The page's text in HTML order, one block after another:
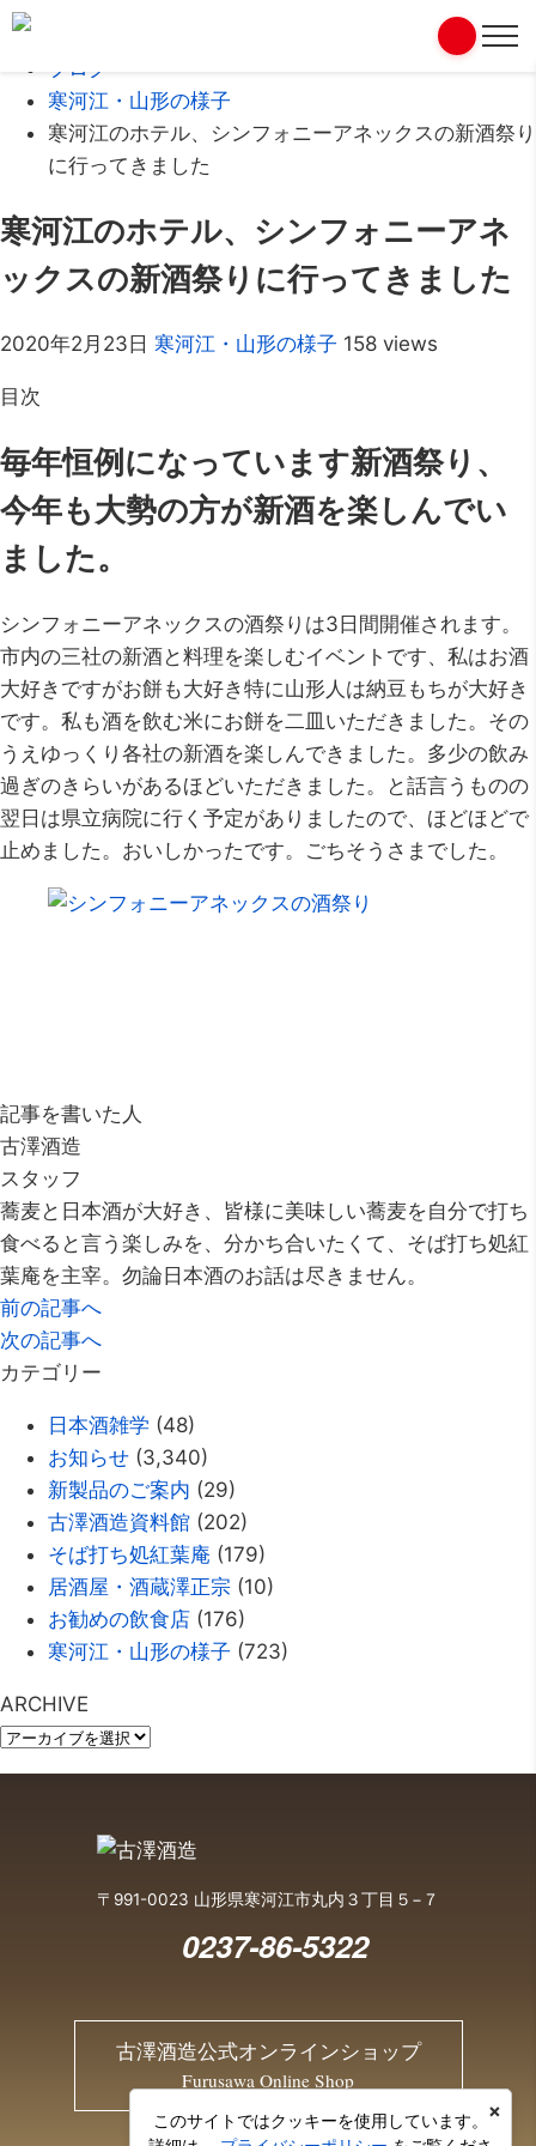
ブログ
寒河江・山形の様子
寒河江のホテル、シンフォニーアネックスの新酒祭り
に行ってきました
寒河江のホテル、シンフォニーアネ
ックスの新酒祭りに行ってきました
2020年2月23日 寒河江・山形の様子 158 views
目次
毎年恒例になっています新酒祭り、
今年も大勢の方が新酒を楽しんでい
ました。
シンフォニーアネックスの酒祭りは3日間開催されます。
市内の三社の新酒と料理を楽しむイベントです、私はお酒
大好きですがお餅も大好き特に山形人は納豆もちが大好き
です。私も酒を飲む米にお餅を二皿いただきました。その
うえゆっくり各社の新酒を楽しんできました。多少の飲み
過ぎのきらいがあるほどいただきました。と話言うものの
翌日は県立病院に行く予定がありましたので、ほどほどで
止めました。おいしかったです。ごちそうさまでした。
記事を書いた人
古澤酒造
スタッフ
蕎麦と日本酒が大好き、皆様に美味しい蕎麦を自分で打ち
食べると言う楽しみを、分かち合いたくて、そば打ち処紅
葉庵を主宰。勿論日本酒のお話は尽きません。
前の記事へ
次の記事へ
カテゴリー
日本酒雑学 (48)
お知らせ (3,340)
新製品のご案内 (29)
古澤酒造資料館 (202)
そば打ち処紅葉庵 (179)
居酒屋・酒蔵澤正宗 (10)
お勧めの飲食店 (176)
寒河江・山形の様子 (723)
ARCHIVE
〒991-0023 山形県寒河江市丸内３丁目５−７
0237-86-5322
古澤酒造公式オンラインショップ
Furusawa Online Shop
このサイトではクッキーを使用しています。 ×